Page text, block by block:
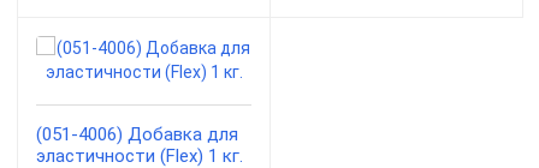
(051-4006) Добавка для
эластичности (Flex) 1 кг.